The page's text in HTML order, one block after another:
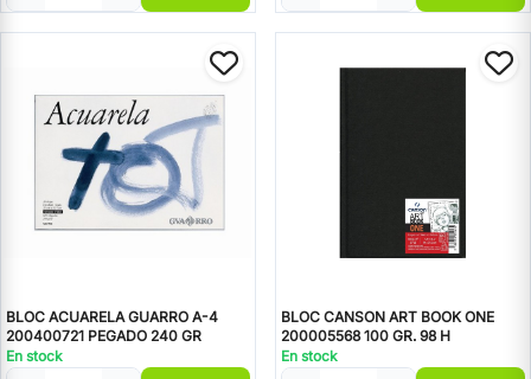
BLOC ACUARELA GUARRO A-4
200400721 PEGADO 240 GR
En stock
BLOC CANSON ART BOOK ONE
200005568 100 GR. 98 H
En stock